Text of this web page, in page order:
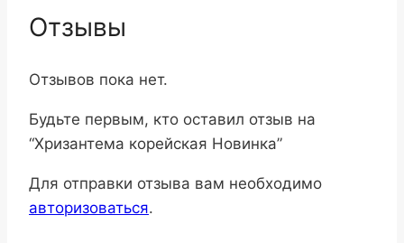
Отзывы
Отзывов пока нет.
Будьте первым, кто оставил отзыв на
“Хризантема корейская Новинка”
Для отправки отзыва вам необходимо
авторизоваться.